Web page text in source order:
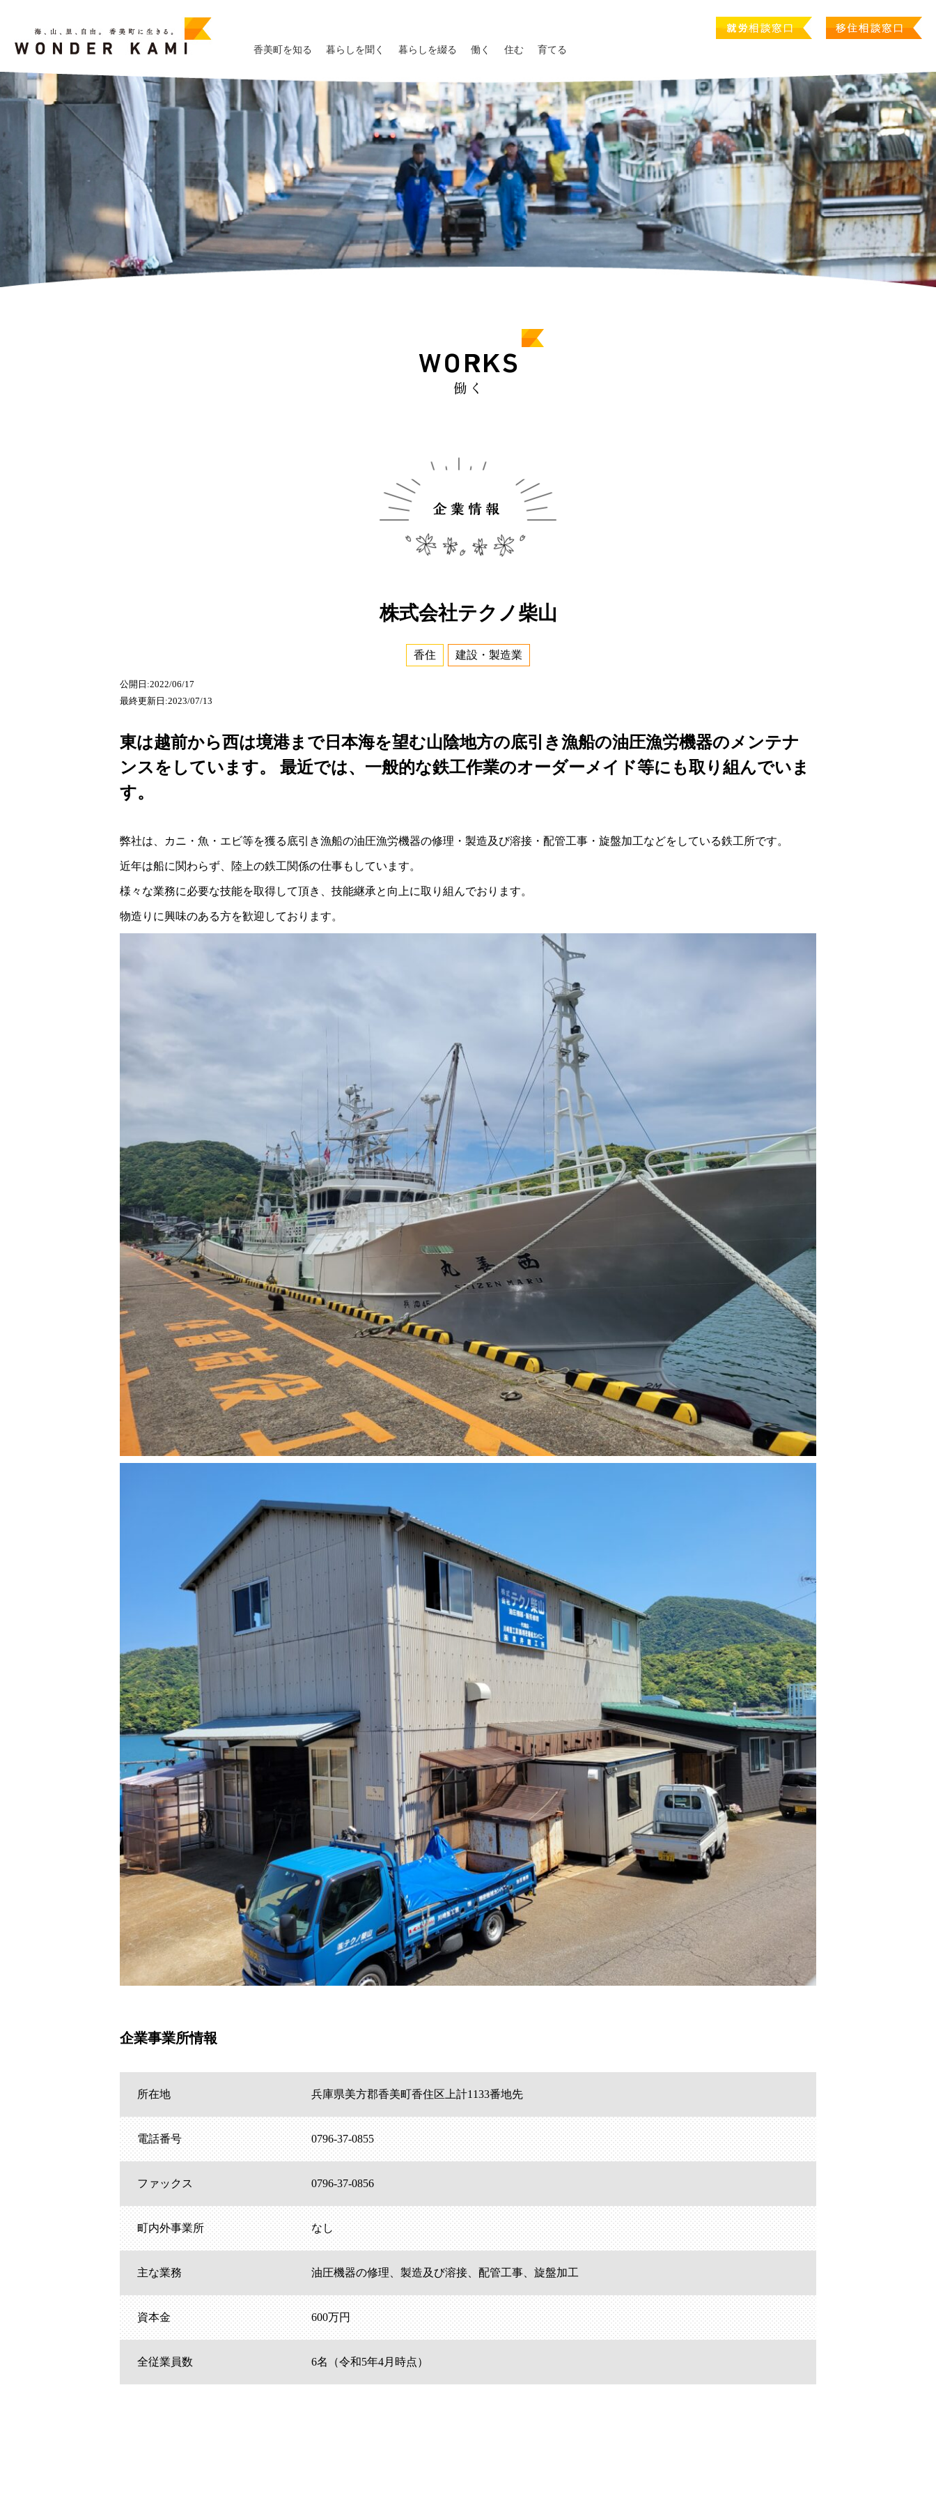
香美町を知る 暮らしを聞く 暮らしを綴る 働く 住む 育てる
株式会社テクノ柴山
香住 建設・製造業
公開日:2022/06/17
最終更新日:2023/07/13
東は越前から西は境港まで日本海を望む山陰地方の底引き漁船の油圧漁労機器のメンテナ
ンスをしています。 最近では、一般的な鉄工作業のオーダーメイド等にも取り組んでいま
す。
弊社は、カニ・魚・エビ等を獲る底引き漁船の油圧漁労機器の修理・製造及び溶接・配管工事・旋盤加工などをしている鉄工所です。
近年は船に関わらず、陸上の鉄工関係の仕事もしています。
様々な業務に必要な技能を取得して頂き、技能継承と向上に取り組んでおります。
物造りに興味のある方を歓迎しております。
企業事業所情報
所在地 兵庫県美方郡香美町香住区上計1133番地先
電話番号 0796-37-0855
ファックス 0796-37-0856
町内外事業所 なし
主な業務 油圧機器の修理、製造及び溶接、配管工事、旋盤加工
資本金 600万円
全従業員数 6名（令和5年4月時点）